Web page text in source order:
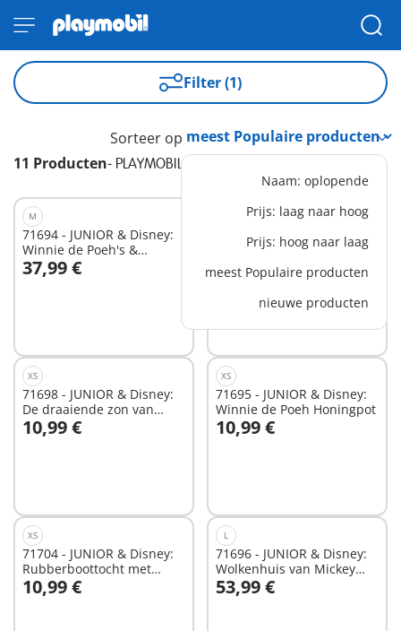
Filter (1)
11 Producten- PLAYMOBIL JUNIOR & Disney
Sorteer op
Naam: oplopende
Prijs: laag naar hoog
Prijs: hoog naar laag
meest Populaire producten
nieuwe producten
M
71694 - JUNIOR & Disney:
Winnie de Poeh's &
Teigetje's Bijentuin
37,99 €
In winkelwagen
71705 - JUNIOR & Disney:
Winnie de Poeh's &
Knorretje's Wateravontuur
16,99 €
In winkelwagen
XS
71698 - JUNIOR & Disney:
De draaiende zon van
Mickey Mouse met
rammelfun
10,99 €
In winkelwagen
XS
71695 - JUNIOR & Disney:
Winnie de Poeh Honingpot
10,99 €
In winkelwagen
XS
71704 - JUNIOR & Disney:
Rubberboottocht met
Teigetje
10,99 €
In winkelwagen
L
71696 - JUNIOR & Disney:
Wolkenhuis van Mickey
Mouse en Minnie Mouse
53,99 €
In winkelwagen